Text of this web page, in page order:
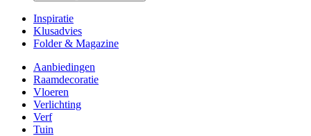
Inspiratie
Klusadvies
Folder & Magazine
Aanbiedingen
Raamdecoratie
Vloeren
Verlichting
Verf
Tuin